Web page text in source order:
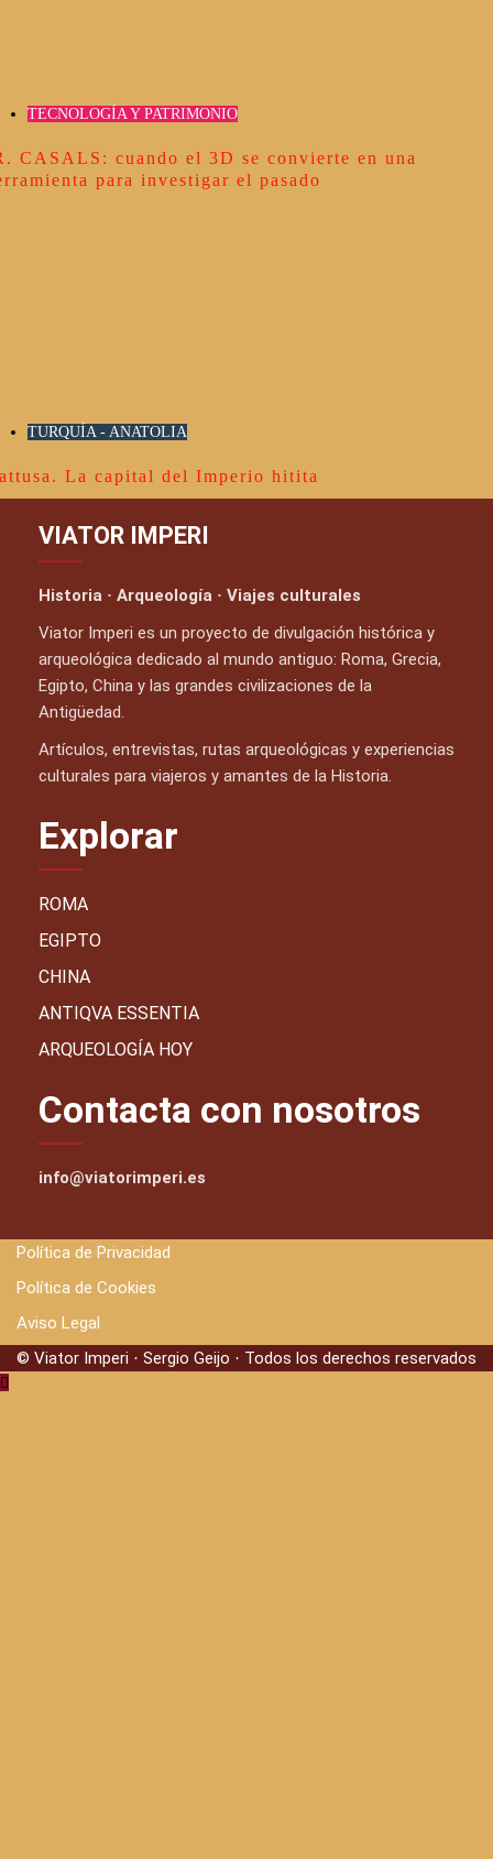
TECNOLOGÍA Y PATRIMONIO
CASALS: cuando el 3D se convierte en una
para investigar el pasado
TURQUÍA - ANATOLIA
La capital del Imperio hitita
VIATOR IMPERI
Historia · Arqueología · Viajes culturales
Viator Imperi es un proyecto de divulgación histórica y
arqueológica dedicado al mundo antiguo: Roma, Grecia,
Egipto, China y las grandes civilizaciones de la
Antigüedad.
Artículos, entrevistas, rutas arqueológicas y experiencias
culturales para viajeros y amantes de la Historia.
Explorar
ROMA
EGIPTO
CHINA
ANTIQVA ESSENTIA
ARQUEOLOGÍA HOY
Contacta con nosotros
info@viatorimperi.es
Política de Privacidad
Política de Cookies
Aviso Legal
© Viator Imperi · Sergio Geijo · Todos los derechos reservados